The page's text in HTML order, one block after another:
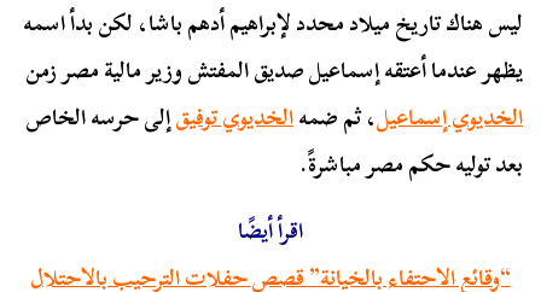
ليس هناك تاريخ ميلاد محدد لإبراهيم أدهم باشا، لكن بدأ اسمه
يظهر عندما أعتقه إسماعيل صديق المفتش وزير مالية مصر زمن
الخديوي إسماعيل، ثم ضمهالخديوي توفيقإلى حرسه الخاص
بعد توليه حكم مصر مباشرةً.
اقرأ أيضًا
“وقائع الاحتفاء بالخيانة” قصص حفلات الترحيب بالاحتلال